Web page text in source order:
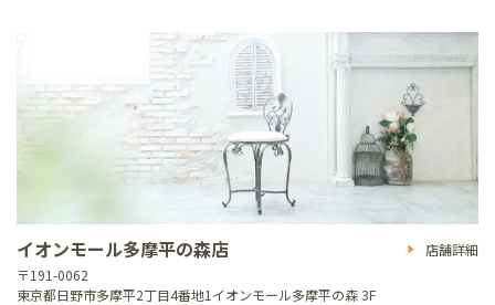
イオンモール多摩平の森店
店舗詳細
〒191-0062
東京都日野市多摩平2丁目4番地1 イオンモール多摩平の森 3F